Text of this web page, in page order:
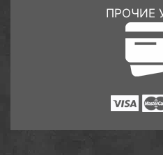
ПРОЧИЕ